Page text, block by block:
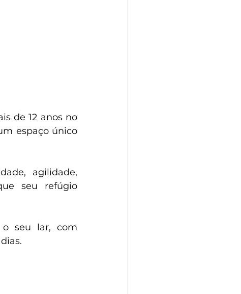
de 12 anos no
espaço único
agilidade,
seu refúgio
o seu lar, com
dias.